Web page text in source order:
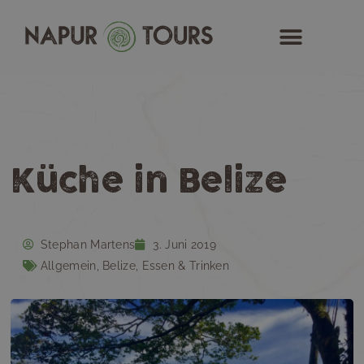
Inhalt
Küche in Belize
Stephan Martens
3. Juni 2019
Allgemein
Belize, Essen & Trinken